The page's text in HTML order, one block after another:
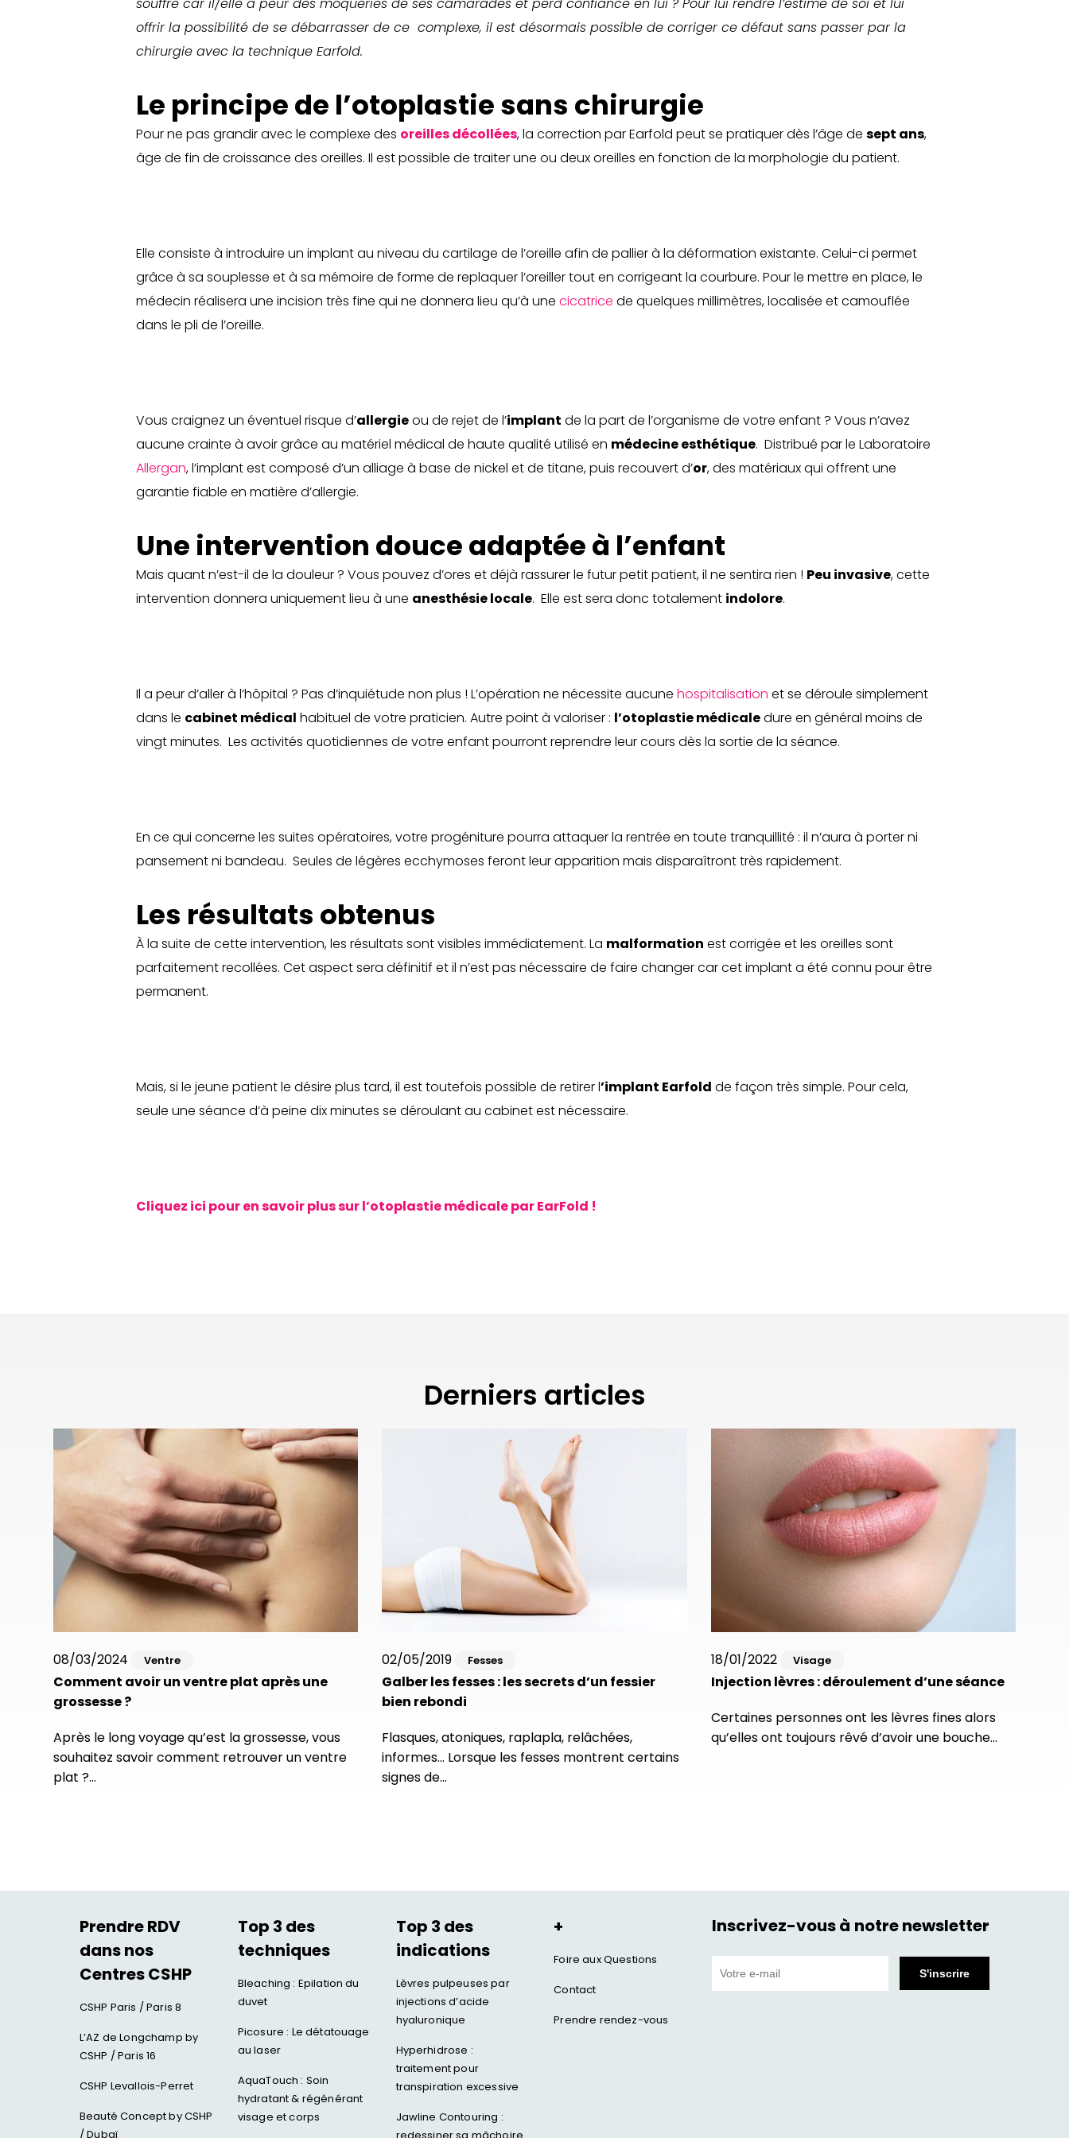
souffre car il/elle a peur des moqueries de ses camarades et perd confiance en lui ? Pour lui rendre l’estime de soi et lui
offrir la possibilité de se débarrasser de ce complexe, il est désormais possible de corriger ce défaut sans passer par la
chirurgie avec la technique Earfold.
Le principe de l’otoplastie sans chirurgie
Pour ne pas grandir avec le complexe des oreilles décollées, la correction par Earfold peut se pratiquer dès l’âge de sept ans,
âge de fin de croissance des oreilles. Il est possible de traiter une ou deux oreilles en fonction de la morphologie du patient.
Elle consiste à introduire un implant au niveau du cartilage de l’oreille afin de pallier à la déformation existante. Celui-ci permet
grâce à sa souplesse et à sa mémoire de forme de replaquer l’oreiller tout en corrigeant la courbure. Pour le mettre en place, le
médecin réalisera une incision très fine qui ne donnera lieu qu’à une cicatrice de quelques millimètres, localisée et camouflée
dans le pli de l’oreille.
Vous craignez un éventuel risque d’allergieou de rejet de l’implant de la part de l’organisme de votre enfant ? Vous n’avez
aucune crainte à avoir grâce au matériel médical de haute qualité utilisé en médecine esthétique. Distribué par le Laboratoire
Allergan, l’implant est composé d’un alliage à base de nickel et de titane, puis recouvert d’or, des matériaux qui offrent une
garantie fiable en matière d’allergie.
Une intervention douce adaptée à l’enfant
Mais quant n’est-il de la douleur ? Vous pouvez d’ores et déjà rassurer le futur petit patient, il ne sentira rien ! Peu invasive, cette
intervention donnera uniquement lieu à une anesthésie locale. Elle est sera donc totalement indolore.
Il a peur d’aller à l’hôpital ? Pas d’inquiétude non plus ! L’opération ne nécessite aucune hospitalisation et se déroule simplement
dans le cabinet médical habituel de votre praticien. Autre point à valoriser : l’otoplastie médicaledure en général moins de
vingt minutes. Les activités quotidiennes de votre enfant pourront reprendre leur cours dès la sortie de la séance.
En ce qui concerne les suites opératoires, votre progéniture pourra attaquer la rentrée en toute tranquillité : il n’aura à porter ni
pansement ni bandeau. Seules de légères ecchymoses feront leur apparition mais disparaîtront très rapidement.
Les résultats obtenus
À la suite de cette intervention, les résultats sont visibles immédiatement. La malformation est corrigée et les oreilles sont
parfaitement recollées. Cet aspect sera définitif et il n’est pas nécessaire de faire changer car cet implant a été connu pour être
permanent.
Mais, si le jeune patient le désire plus tard, il est toutefois possible de retirer l’implant Earfold de façon très simple. Pour cela,
seule une séance d’à peine dix minutes se déroulant au cabinet est nécessaire.
Cliquez ici pour en savoir plus sur l’otoplastie médicale par EarFold !
Derniers articles
08/03/2024 Ventre
Comment avoir un ventre plat après une
grossesse ?
Après le long voyage qu’est la grossesse, vous
souhaitez savoir comment retrouver un ventre
plat ?…
02/05/2019 Fesses
Galber les fesses : les secrets d’un fessier
bien rebondi
Flasques, atoniques, raplapla, relâchées,
informes… Lorsque les fesses montrent certains
signes de…
18/01/2022 Visage
Injection lèvres : déroulement d’une séance
Certaines personnes ont les lèvres fines alors
qu’elles ont toujours rêvé d’avoir une bouche…
Prendre RDV
dans nos
Centres CSHP
CSHP Paris / Paris 8
L’AZ de Longchamp by
CSHP / Paris 16
CSHP Levallois-Perret
Beauté Concept by CSHP
/ Dubaï
Top 3 des
techniques
Bleaching : Epilation du
duvet
Picosure : Le détatouage
au laser
AquaTouch : Soin
hydratant & régénérant
visage et corps
Top 3 des
indications
Lèvres pulpeuses par
injections d’acide
hyaluronique
Hyperhidrose :
traitement pour
transpiration excessive
Jawline Contouring :
+
Foire aux Questions
Contact
Prendre rendez-vous
Inscrivez-vous à notre newsletter